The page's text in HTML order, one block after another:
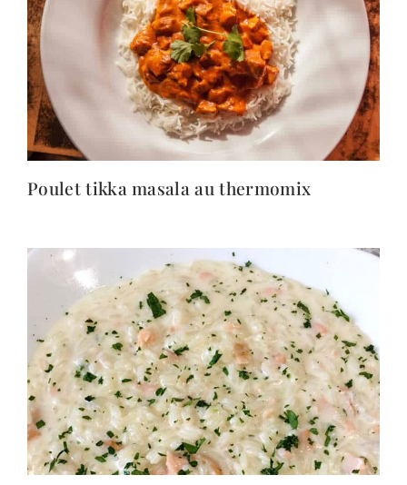
Poulet tikka masala au thermomix